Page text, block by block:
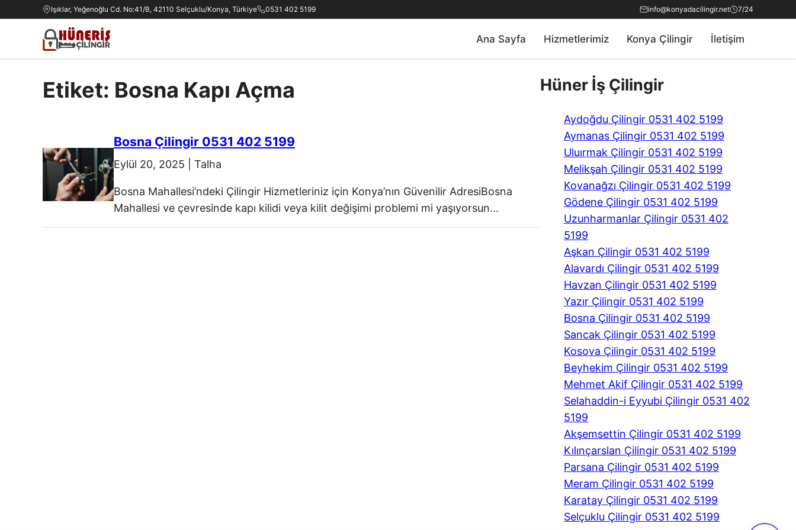
Işıklar, Yeğenoğlu Cd. No:41/B, 42110 Selçuklu/Konya, Türkiye 0531 402 5199 info@konyadacilingir.net 7/24
Ana Sayfa Hizmetlerimiz Konya Çilingir İletişim
Etiket: Bosna Kapı Açma
Bosna Çilingir 0531 402 5199
Eylül 20, 2025 Talha
Bosna Mahallesi’ndeki Çilingir Hizmetleriniz için Konya’nın Güvenilir AdresiBosna
Mahallesi ve çevresinde kapı kilidi veya kilit değişimi problemi mi yaşıyorsun...
Hüner İş Çilingir
Aydoğdu Çilingir 0531 402 5199
Aymanas Çilingir 0531 402 5199
Uluırmak Çilingir 0531 402 5199
Melikşah Çilingir 0531 402 5199
Kovanağzı Çilingir 0531 402 5199
Gödene Çilingir 0531 402 5199
Uzunharmanlar Çilingir 0531 402
5199
Aşkan Çilingir 0531 402 5199
Alavardı Çilingir 0531 402 5199
Havzan Çilingir 0531 402 5199
Yazır Çilingir 0531 402 5199
Bosna Çilingir 0531 402 5199
Sancak Çilingir 0531 402 5199
Kosova Çilingir 0531 402 5199
Beyhekim Çilingir 0531 402 5199
Mehmet Akif Çilingir 0531 402 5199
Selahaddin-i Eyyubi Çilingir 0531 402
5199
Akşemsettin Çilingir 0531 402 5199
Kılınçarslan Çilingir 0531 402 5199
Parsana Çilingir 0531 402 5199
Meram Çilingir 0531 402 5199
Karatay Çilingir 0531 402 5199
Selçuklu Çilingir 0531 402 5199